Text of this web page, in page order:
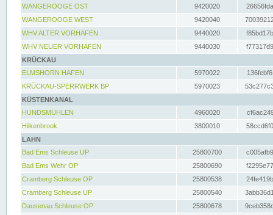
WANGEROOGE OST
9420020
WANGEROOGE WEST
9420040
WHV ALTER VORHAFEN
9440020
WHV NEUER VORHAFEN
9440030
KRÜCKAU
ELMSHORN HAFEN
5970022
KRÜCKAU-SPERRWERK BP
5970023
KÜSTENKANAL
HUNDSMÜHLEN
4960020
Hilkenbrook
3800010
LAHN
Bad Ems Schleuse UP
25800700
Bad Ems Wehr OP
25800690
Cramberg Schleuse OP
25800538
Cramberg Schleuse UP
25800540
Dausenau Schleuse OP
25800678